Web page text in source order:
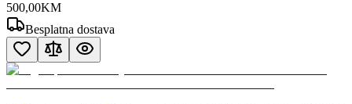
500,00KM
Besplatna dostava